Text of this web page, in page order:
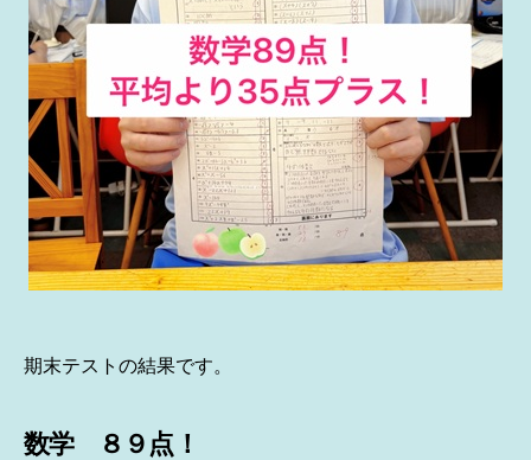
期末テストの結果です。
数学 ８９点！